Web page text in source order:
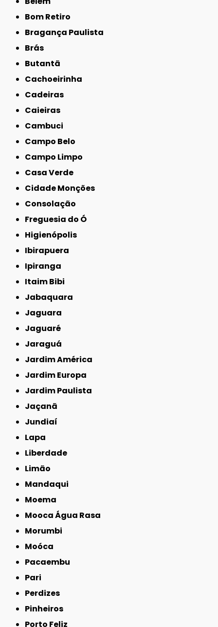
Bom Retiro
Bragança Paulista
Brás
Butantã
Cachoeirinha
Cadeiras
Caieiras
Cambuci
Campo Belo
Campo Limpo
Casa Verde
Cidade Monções
Consolação
Freguesia do Ó
Higienópolis
Ibirapuera
Ipiranga
Itaim Bibi
Jabaquara
Jaguara
Jaguaré
Jaraguá
Jardim América
Jardim Europa
Jardim Paulista
Jaçanã
Jundiaí
Lapa
Liberdade
Limão
Mandaqui
Moema
Mooca Água Rasa
Morumbi
Moóca
Pacaembu
Pari
Perdizes
Pinheiros
Porto Feliz